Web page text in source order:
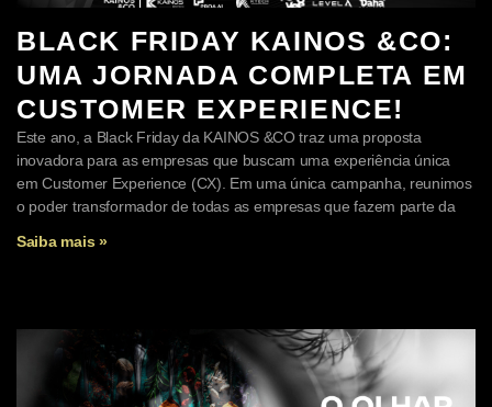
BLACK FRIDAY KAINOS &CO:
UMA JORNADA COMPLETA EM
CUSTOMER EXPERIENCE!
Este ano, a Black Friday da KAINOS &CO traz uma proposta
inovadora para as empresas que buscam uma experiência única
em Customer Experience (CX). Em uma única campanha, reunimos
o poder transformador de todas as empresas que fazem parte da
Saiba mais »